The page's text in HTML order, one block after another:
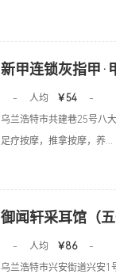
新甲连锁灰指甲·
- 人均 ￥54
-
乌兰浩特市共建巷25号八
足疗按摩，推拿按摩，养...
御闻轩采耳馆（
- 人均 ￥86
-
乌兰浩特市兴安街道兴安1